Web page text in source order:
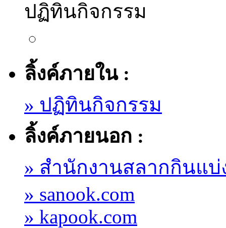
ปฏิทินกิจกรรม
ลิ้งค์ภายใน :
» ปฏิทินกิจกรรม
ลิ้งค์ภายนอก :
» สำนักงานสลากกินแบ่
» sanook.com
» kapook.com